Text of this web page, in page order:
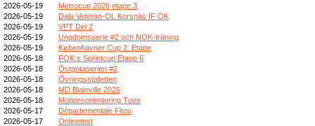
2026-05-19
Metrocup 2026 etape 3
2026-05-19
Dala Veteran-OL Korsnäs IF OK
2026-05-19
VPT Del 2
2026-05-19
Ungdomsserie #2 och NOK-träning
2026-05-19
Københavner Cup 2. Etape
2026-05-18
FOK:s Sprintcup Etapp 6
2026-05-18
Östgötaserien #2
2026-05-18
Övningsstafetten
2026-05-18
MD Blainville 2026
2026-05-18
Motionsorientering Tuve
2026-05-17
Départementale Fitou
2026-05-17
Onlinetest